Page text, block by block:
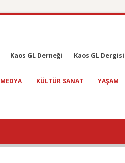
Kaos GL Derneği Kaos GL Dergisi
MEDYA KÜLTÜR SANAT YAŞAM